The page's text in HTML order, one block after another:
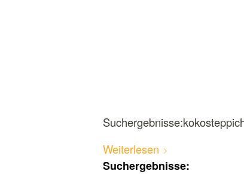
Weiterlesen
Suchergebnisse: